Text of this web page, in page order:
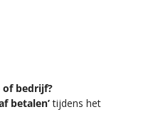
of bedrijf?
betalen’tijdens het